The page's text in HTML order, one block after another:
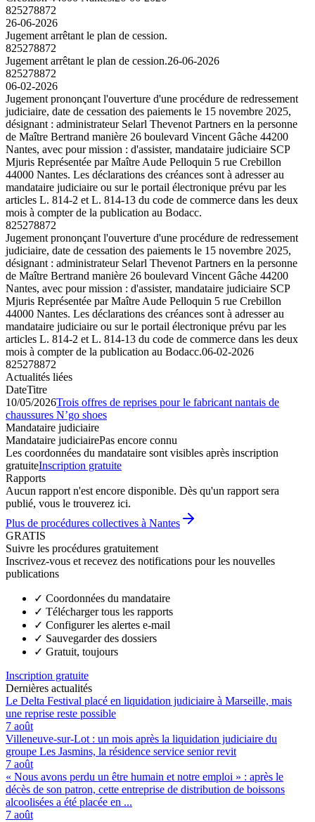
825278872
26-06-2026
Jugement arrêtant le plan de cession.
825278872
Jugement arrêtant le plan de cession.26-06-2026
825278872
06-02-2026
Jugement prononçant l'ouverture d'une procédure de redressement
judiciaire, date de cessation des paiements le 15 novembre 2025,
désignant : administrateur Selarl Thevenot Partners en la personne
de Maître Bertrand manière 26 boulevard Vincent Gâche 44200
Nantes, avec pour mission : d'assister, mandataire judiciaire SCP
Mjuris Représentée par Maître Aude Pelloquin 5 rue Crebillon
44000 Nantes. Les déclarations des créances sont à adresser au
mandataire judiciaire ou sur le portail électronique prévu par les
articles L. 814-2 et L. 814-13 du code de commerce dans les deux
mois à compter de la publication au Bodacc.
825278872
Jugement prononçant l'ouverture d'une procédure de redressement
judiciaire, date de cessation des paiements le 15 novembre 2025,
désignant : administrateur Selarl Thevenot Partners en la personne
de Maître Bertrand manière 26 boulevard Vincent Gâche 44200
Nantes, avec pour mission : d'assister, mandataire judiciaire SCP
Mjuris Représentée par Maître Aude Pelloquin 5 rue Crebillon
44000 Nantes. Les déclarations des créances sont à adresser au
mandataire judiciaire ou sur le portail électronique prévu par les
articles L. 814-2 et L. 814-13 du code de commerce dans les deux
mois à compter de la publication au Bodacc.06-02-2026
825278872
Actualités liées
DateTitre
10/05/2026Trois offres de reprises pour le fabricant nantais de
chaussures N’go shoes
Mandataire judiciaire
Mandataire judiciairePas encore connu
Les coordonnées du mandataire sont visibles après inscription
gratuiteInscription gratuite
Rapports
Aucun rapport n'est encore disponible. Dès qu'un rapport sera
publié, vous le trouverez ici.
Plus de procédures collectives à Nantes
GRATIS
Suivre les procédures gratuitement
Inscrivez-vous et recevez des notifications pour les nouvelles
publications
✓ Coordonnées du mandataire
✓ Télécharger tous les rapports
✓ Configurer les alertes e-mail
✓ Sauvegarder des dossiers
✓ Gratuit, toujours
Inscription gratuite
Dernières actualités
Le Delta Festival placé en liquidation judiciaire à Marseille, mais
une reprise reste possible
7 août
Villeneuve-sur-Lot : un mois après la liquidation judiciaire du
groupe Les Jasmins, la résidence service senior revit
7 août
« Nous avons perdu un être humain et notre emploi » : après le
décès de son patron, cette entreprise de distribution de boissons
alcoolisées a été placée en ...
7 août